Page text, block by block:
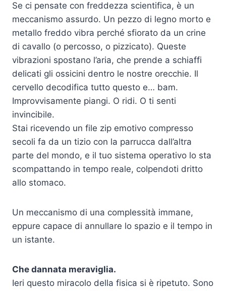
Se ci pensate con freddezza scientifica, è un
meccanismo assurdo. Un pezzo di legno morto e
metallo freddo vibra perché sfiorato da un crine
di cavallo (o percosso, o pizzicato). Queste
vibrazioni spostano l’aria, che prende a schiaffi
delicati gli ossicini dentro le nostre orecchie. Il
cervello decodifica tutto questo e… bam.
Improvvisamente piangi. O ridi. O ti senti
invincibile.
Stai ricevendo un file zip emotivo compresso
secoli fa da un tizio con la parrucca dall’altra
parte del mondo, e il tuo sistema operativo lo sta
scompattando in tempo reale, colpendoti dritto
allo stomaco.
Un meccanismo di una complessità immane,
eppure capace di annullare lo spazio e il tempo in
un istante.
Che dannata meraviglia.
Ieri questo miracolo della fisica si è ripetuto. Sono